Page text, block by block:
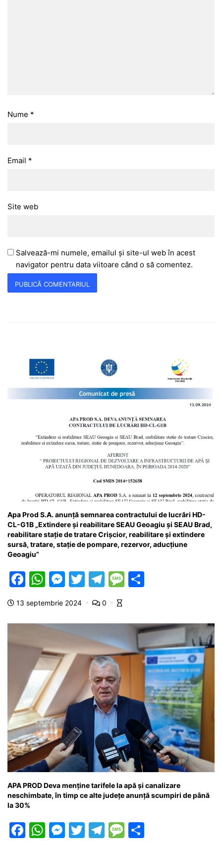
Nume *
Email *
Site web
Salvează-mi numele, emailul și site-ul web în acest
navigator pentru data viitoare când o să comentez.
Apa Prod S.A. anunță semnarea contractului de lucrări HD-
CL-G1B „Extindere și reabilitare SEAU Geoagiu și SEAU Brad,
reabilitare stație de tratare Crișcior, reabilitare și extindere
sursă, tratare, stație de pompare, rezervor, aducțiune
Geoagiu”
F
c
e
b
o
k
W
at
s
A
p
p
M
s
s
e
n
g
er
T
w
itt
er
T
el
e
gr
a
m
M
s
a
g
e
je
a
z
ă
13 septembrie 2024 0
APA PROD Deva menține tarifele la apă și canalizare
neschimbate, în timp ce alte județe anunță scumpiri de până
la 30%
F
W M T
T
M